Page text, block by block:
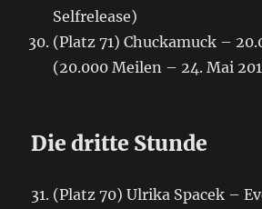
Selfrelease)
(Platz 71) Chuckamuck –
(20.000 Meilen – 24. Mai
Die dritte Stunde
(Platz 70) Ulrika Spacek –